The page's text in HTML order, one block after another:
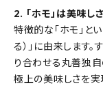
2. 「ホモ」は美味
特徴的な「ホモ」と
る）」に由来します
り合わせる丸善独自
極上の美味しさを実